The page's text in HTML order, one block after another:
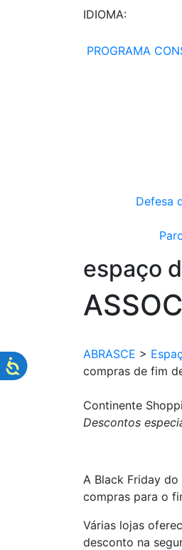
IDIOMA:
PROGRAMA
Defesa
espaço
ABRASCE >
compras de fim
Continente
Descontos
A Black Friday
compras para o
Várias lojas
desconto na